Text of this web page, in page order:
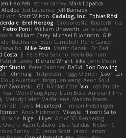
Jen Hao Yeh esther carney Mark Lopatka
Alexlee Jed Laurance Jeff Barnaby
Hotz Scott Wilson Cadalog, Inc. Tobias Rösli
Erel Herzog OroborosNZ RaptorBricks
Pietro Ponti William Unsworth Lorie Loeb
William Carey Michael B Johnson
G.P
Bachvarov Evan Campbell Rene Gansen
Mike Festa Martin Banak - Dr Zed
Costa JJ Pere Pau Sancho Kevin Barnum
Patrick Lowry Richard Wright kiky John Moon
Studio Peter Baintner Da5id Bob Dowling
jehrmaig f1rstpers0n Peggy O'Brien Jason Lai
Doug Auerbach fengquan wang Aeon Soul
Zwolinski JG3 Nicolas Côté V-o Josh Purple
Ryan Won-Meng Apuy Liam Beck AuroranFilms
Melody Helen MacFarlane Makoto Izawa
Travis Moiarte3d Tim van Helsdingen
Andy Hickmott Mikayla
Hiroshi Saito
Grische Nigel Hillyer Art of 3D Rendering
Owens Agon Ushaku Zisis Psalidas Nelson C
Bunny J.C. Jason Scott Jacob Larson